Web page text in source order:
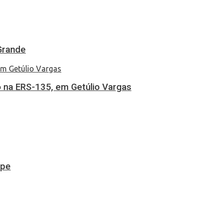
ERS-135, em Getúlio Vargas